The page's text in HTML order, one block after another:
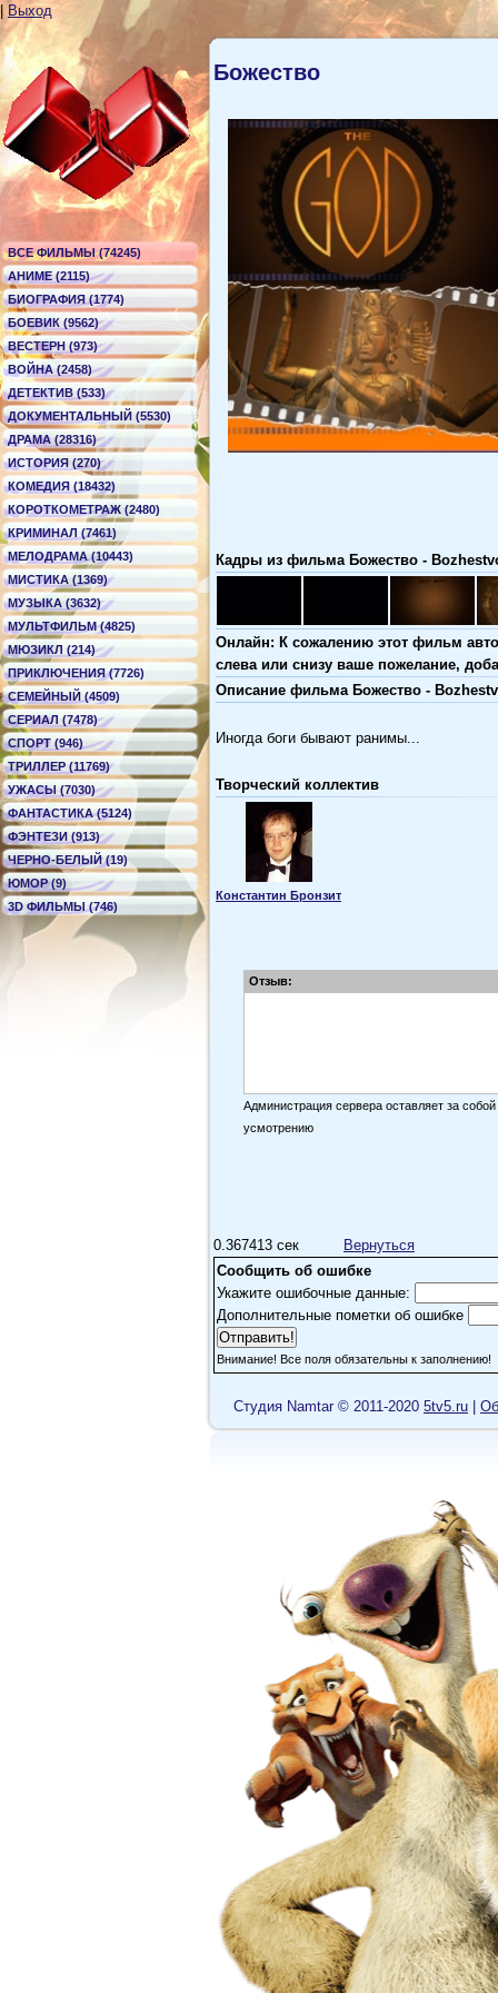
Выход
ВСЕ ФИЛЬМЫ (74245)
АНИМЕ (2115)
БИОГРАФИЯ (1774)
БОЕВИК (9562)
ВЕСТЕРН (973)
ВОЙНА (2458)
ДЕТЕКТИВ (533)
ДОКУМЕНТАЛЬНЫЙ (5530)
ДРАМА (28316)
ИСТОРИЯ (270)
КОМЕДИЯ (18432)
КОРОТКОМЕТРАЖ (2480)
КРИМИНАЛ (7461)
МЕЛОДРАМА (10443)
МИСТИКА (1369)
МУЗЫКА (3632)
МУЛЬТФИЛЬМ (4825)
МЮЗИКЛ (214)
ПРИКЛЮЧЕНИЯ (7726)
СЕМЕЙНЫЙ (4509)
СЕРИАЛ (7478)
СПОРТ (946)
ТРИЛЛЕР (11769)
УЖАСЫ (7030)
ФАНТАСТИКА (5124)
ФЭНТЕЗИ (913)
ЧЕРНО-БЕЛЫЙ (19)
ЮМОР (9)
3D ФИЛЬМЫ (746)
Божество
Кадры из фильма Божество -
Онлайн: К сожалению этот фильм
слева или снизу ваше пожелание,
Описание фильма Божество -
Иногда боги бывают ранимы...
Творческий коллектив
Константин Бронзит
Отзыв:
Администрация сервера оставляет за
усмотрению
0.367413 сек
Вернуться
Сообщить об ошибке
Укажите ошибочные данные:
Дополнительные пометки об ошибке
Внимание! Все поля обязательны к заполнению!
Cтудия Namtar © 2011-2020 5tv5.ru